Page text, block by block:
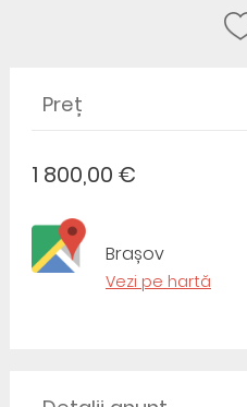
Preț
1 800,00 €
Brașov
Vezi pe hartă